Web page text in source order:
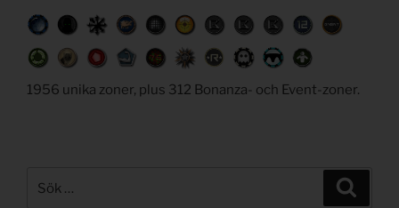
1956 unika zoner, plus 312 Bonanza- och Event-zoner.
efter: